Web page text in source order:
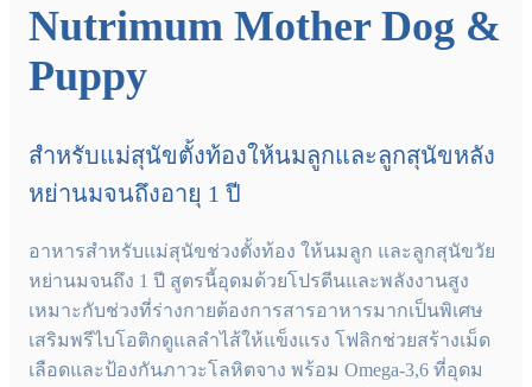
Nutrimum Mother Dog &
Puppy
สำหรับแม่สุนัขตั้งท้องให้นมลูกและลูกสุนัขหลัง
หย่านมจนถึงอายุ 1 ปี
อาหารสำหรับแม่สุนัขช่วงตั้งท้อง ให้นมลูก และลูกสุนัขวัย
หย่านมจนถึง 1 ปี สูตรนี้อุดมด้วยโปรตีนและพลังงานสูง
เหมาะกับช่วงที่ร่างกายต้องการสารอาหารมากเป็นพิเศษ
เสริมพรีไบโอติกดูแลลำไส้ให้แข็งแรง โฟลิกช่วยสร้างเม็ด
เลือดและป้องกันภาวะโลหิตจาง พร้อม Omega-3,6 ที่อุดม